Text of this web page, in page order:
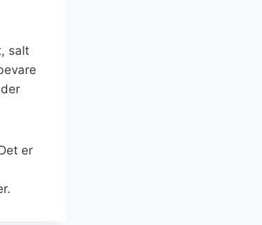
salt
er